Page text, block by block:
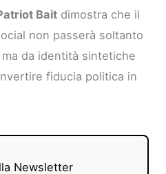
Bait dimostra che il
non passerà soltanto
da identità sintetiche
fiducia politica in
Newsletter